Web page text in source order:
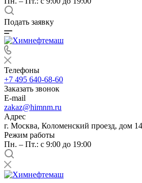
Подать заявку
Телефоны
+7 495 640-68-60
Заказать звонок
E-mail
zakaz@himnm.ru
Адрес
г. Москва, Коломенский проезд, дом
Режим работы
Пн. – Пт.: с 9:00 до 19:00